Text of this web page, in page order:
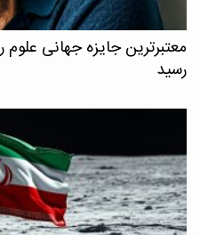
معتبرترین جایزه جهانی علوم
رسید